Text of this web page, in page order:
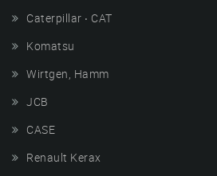
Caterpillar ‧ CAT
Komatsu
Wirtgen, Hamm
JCB
CASE
Renault Kerax